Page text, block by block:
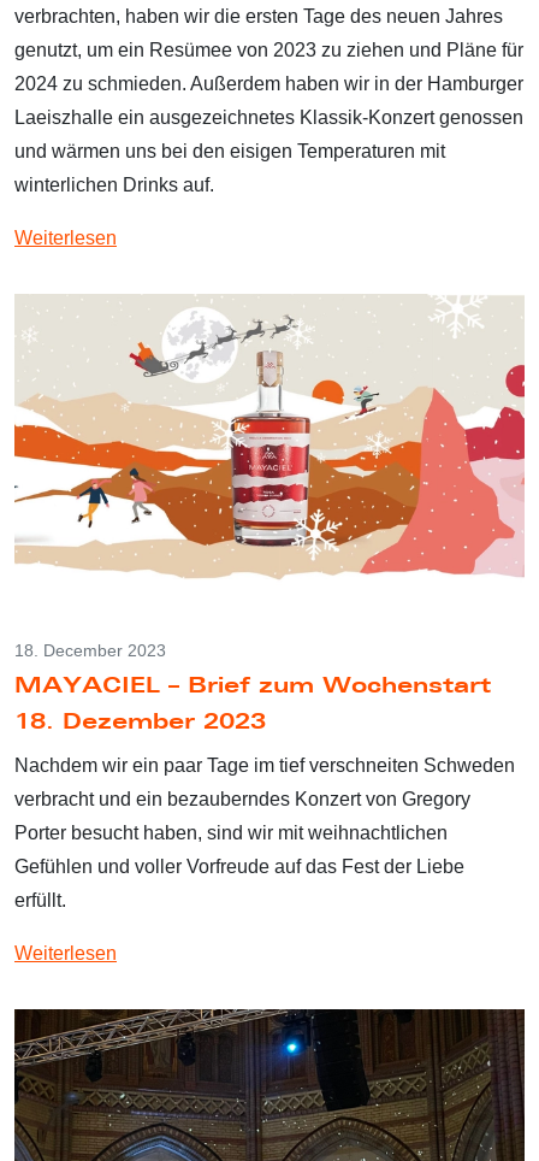
verbrachten, haben wir die ersten Tage des neuen Jahres
genutzt, um ein Resümee von 2023 zu ziehen und Pläne für
2024 zu schmieden. Außerdem haben wir in der Hamburger
Laeiszhalle ein ausgezeichnetes Klassik-Konzert genossen
und wärmen uns bei den eisigen Temperaturen mit
winterlichen Drinks auf.
Weiterlesen
18. December 2023
MAYACIEL – Brief zum Wochenstart
18. Dezember 2023
Nachdem wir ein paar Tage im tief verschneiten Schweden
verbracht und ein bezauberndes Konzert von Gregory
Porter besucht haben, sind wir mit weihnachtlichen
Gefühlen und voller Vorfreude auf das Fest der Liebe
erfüllt.
Weiterlesen